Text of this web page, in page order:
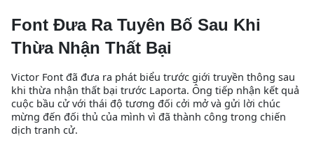
Font Đưa Ra Tuyên Bố Sau Khi
Thừa Nhận Thất Bại
Victor Font đã đưa ra phát biểu trước giới truyền thông sau
khi thừa nhận thất bại trước Laporta. Ông tiếp nhận kết quả
cuộc bầu cử với thái độ tương đối cởi mở và gửi lời chúc
mừng đến đối thủ của mình vì đã thành công trong chiến
dịch tranh cử.